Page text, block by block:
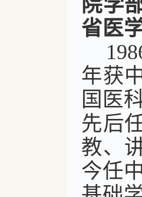
院学
省医
年获
国医
先后
教、
今任